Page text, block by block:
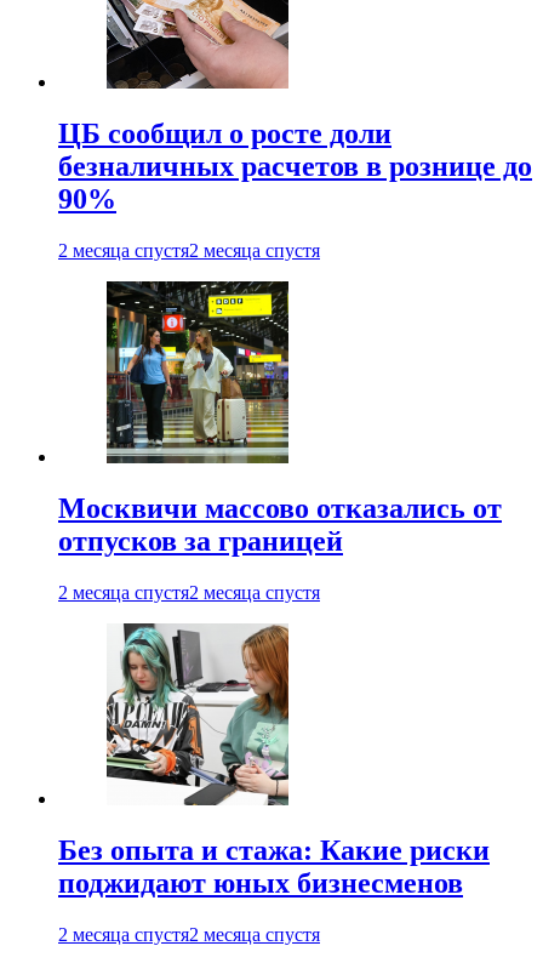
ЦБ сообщил о росте доли
безналичных расчетов в рознице до
90%
2 месяца спустя2 месяца спустя
Москвичи массово отказались от
отпусков за границей
2 месяца спустя2 месяца спустя
Без опыта и стажа: Какие риски
поджидают юных бизнесменов
2 месяца спустя2 месяца спустя